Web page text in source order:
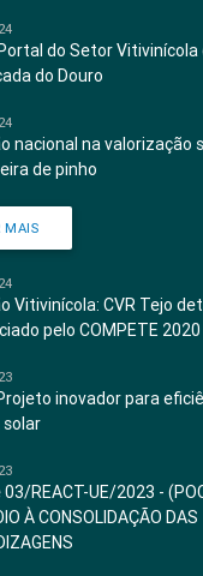
do Setor Vitivinícola
do Douro
nacional na valorização
de pinho
MAIS
Vitivinícola: CVR Tejo
pelo COMPETE 2020
inovador para
solar
REACT-UE/2023 -
À CONSOLIDAÇÃO DAS